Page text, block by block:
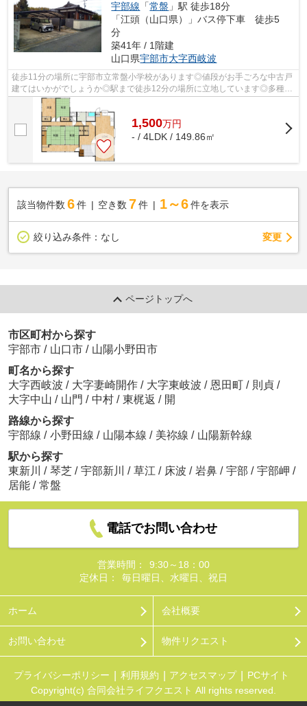
宇部線 「常盤 」駅 徒歩18分
「江頭（山口県）」バス停下車 徒歩5
分
築41年 / 1階建
山口県宇部市大字西岐波
徒歩11分の場所に宇部市立常盤小学校があります◎値段がお手ごろな中古戸
建てはいかがでしょうか◎駅まで徒歩12分の場所に立地しています◎多種多
様な不動産情報の中から、お客様のご希望...
1,500万円
- / 4LDK / 149.86㎡
該当物件数 6件 空き数 7 件 1～6 件を表示
絞り込み条件： なし 変更
ページトップへ
市区町村から探す
宇部市 / 山口市 / 山陽小野田市
町名から探す
大字西岐波 / 大字妻崎開作 / 大字東岐波 / 恩田町 / 則貞 /
大字中山 / 山門 / 中村 / 東梶返 / 開
路線から探す
宇部線 / 小野田線 / 山陽本線 / 美祢線 / 山陽新幹線
駅から探す
東新川 / 琴芝 / 宇部新川 / 草江 / 床波 / 岩鼻 / 宇部 / 宇部岬 /
居能 / 常盤
電話でお問い合わせ
営業時間：
9:30～18：00
定休日：
毎日曜日、水曜日、祝日
ホーム 会社概要
お問い合わせ 物件リクエスト
プライバシーポリシー 利用規約 アクセスマップ
PCサイト
Copyright(c) 合同会社ライフクエスト All rights reserved.